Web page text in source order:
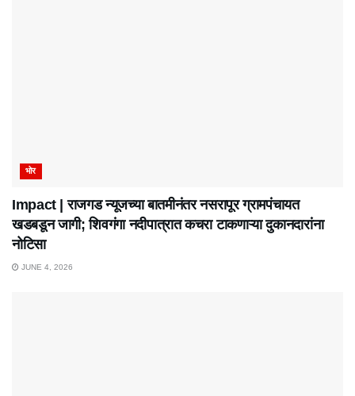
भोर
Impact | राजगड न्यूजच्या बातमीनंतर नसरापूर ग्रामपंचायत
खडबडून जागी; शिवगंगा नदीपात्रात कचरा टाकणाऱ्या दुकानदारांना
नोटिसा
JUNE 4, 2026